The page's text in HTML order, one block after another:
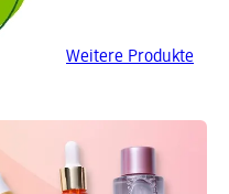
Weitere Produkte